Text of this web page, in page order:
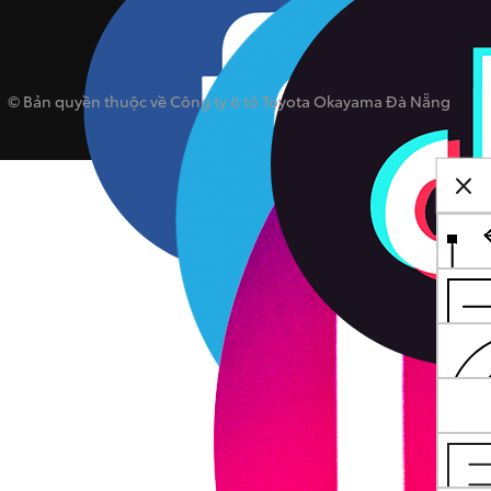
© Bản quyền thuộc về Công ty ô tô Toyota Okayama Đà Nẵng